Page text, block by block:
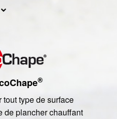
®
type de surface
de plancher chauffant